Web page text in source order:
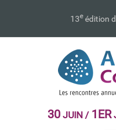
13e édition
30JUIN / 1ER